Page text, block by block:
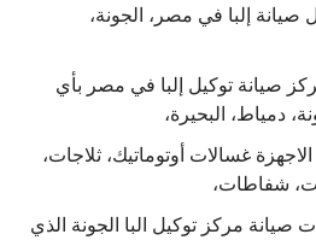
إلبا في مصر، الجونة،
صيانة توكيل إلبا في مصر بأي
دمياط، البحيرة،
غسالات أوتوماتيك، ثلاجات،
شفاطات،
مركز توكيل البا الجونة الذي